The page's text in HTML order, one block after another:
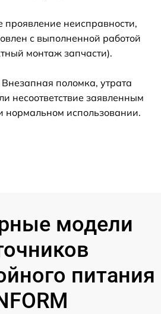
проявление неисправности,
с выполненной работой
монтаж запчасти).
поломка, утрата
несоответствие заявленным
нормальном использовании.
модели
питания